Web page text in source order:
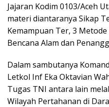
Jajaran Kodim 0103/Aceh
materi diantaranya Sikap
Kemampuan Ter, 3
Bencana Alam dan
Dalam sambutanya
Letkol Inf Eka Oktavian
Tugas TNI antara lain
Wilayah Pertahanan di